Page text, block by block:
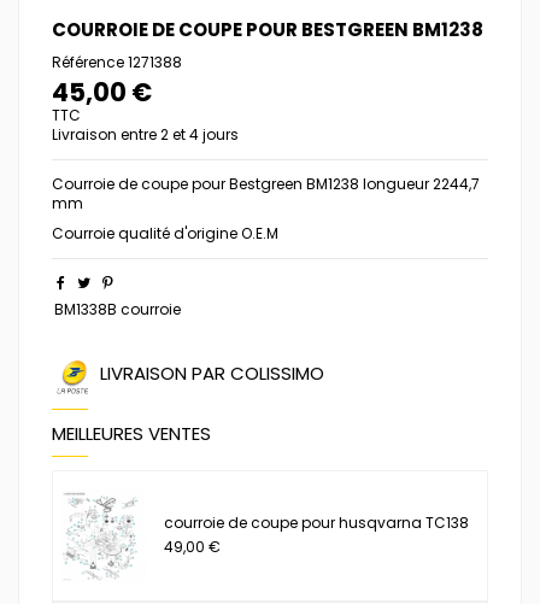
COURROIE DE COUPE POUR BESTGREEN BM1238
Référence1271388
45,00 €
TTC
Livraison entre 2 et 4 jours
Courroie de coupe pour Bestgreen BM1238 longueur 2244,7
mm
Courroie qualité d'origine O.E.M
BM1338B courroie
LIVRAISON PAR COLISSIMO
MEILLEURES VENTES
courroie de coupe pour husqvarna TC138
49,00 €